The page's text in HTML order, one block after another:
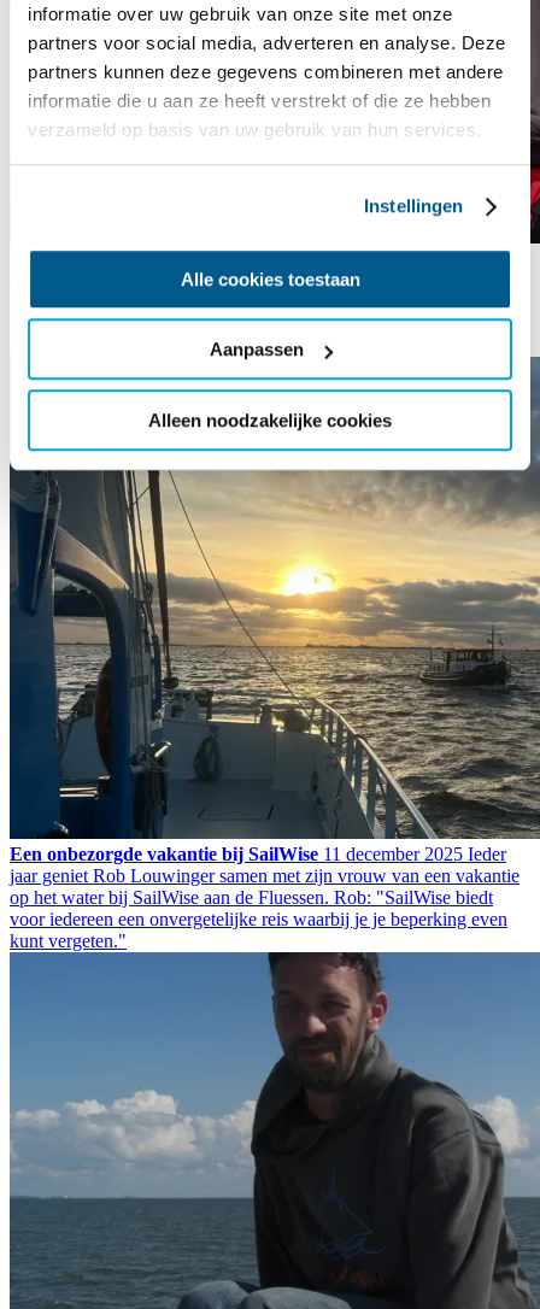
informatie over uw gebruik van onze site met onze
partners voor social media, adverteren en analyse. Deze
partners kunnen deze gegevens combineren met andere
informatie die u aan ze heeft verstrekt of die ze hebben
verzameld op basis van uw gebruik van hun services.
Instellingen
Alle cookies toestaan
Aanpassen
Alleen noodzakelijke cookies
Zeilen met een visuele beperking24 december 2025Afgelopen
zomer ging Annebelle de Groot mee met twee verschillende
SailWise-activiteiten. Eerder genoot ze al meerdere vakanties op het
watersporteiland Robinson Crusoe. Annebelle, vanaf haar geboorte
slechtziend, vertelt wat SailWise voor haar betekent.
Een onbezorgde vakantie bij SailWise 11 december 2025 Ieder
jaar geniet Rob Louwinger samen met zijn vrouw van een vakantie
op het water bij SailWise aan de Fluessen. Rob: "SailWise biedt
voor iedereen een onvergetelijke reis waarbij je je beperking even
kunt vergeten."